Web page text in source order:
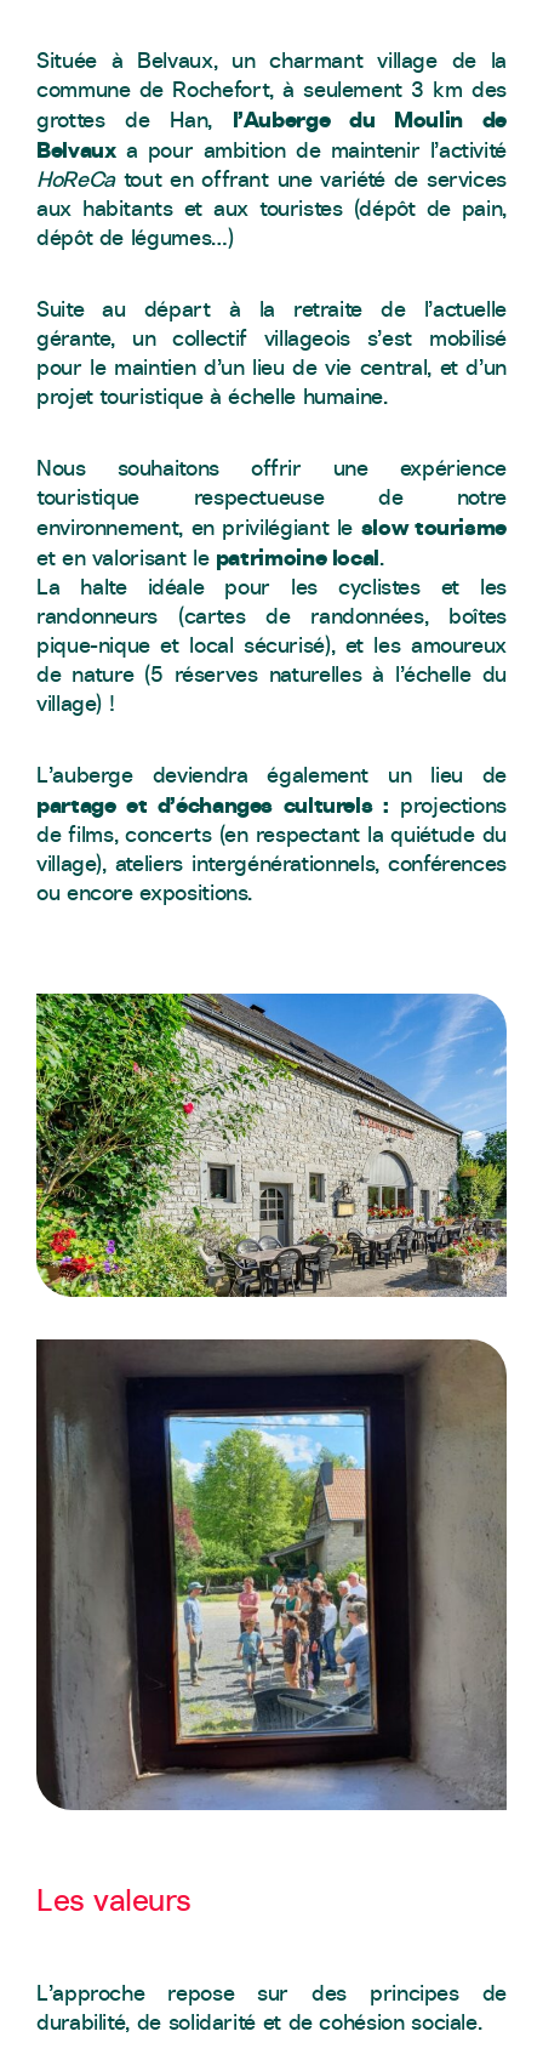
Située à Belvaux, un charmant village de la
commune de Rochefort, à seulement 3 km des
grottes de Han, l’Auberge du Moulin de
Belvauxa pour ambition de maintenir l’activité
HoReCatout en offrant une variété de services
aux habitants et aux touristes (dépôt de pain,
dépôt de légumes…)
Suite au départ à la retraite de l’actuelle
gérante, un collectif villageois s’est mobilisé
pour le maintien d’un lieu de vie central, et d’un
projet touristique à échelle humaine.
Nous souhaitons offrir une expérience
touristique respectueuse de notre
environnement, en privilégiant le slow tourisme
et en valorisant le patrimoine local.
La halte idéale pour les cyclistes et les
randonneurs (cartes de randonnées, boîtes
pique-nique et local sécurisé), et les amoureux
de nature (5 réserves naturelles à l’échelle du
village) !
L’auberge deviendra également un lieu de
partage et d’échanges culturels : projections
de films, concerts (en respectant la quiétude du
village), ateliers intergénérationnels, conférences
ou encore expositions.
Les valeurs
L’approche repose sur des principes de
durabilité, de solidarité et de cohésion sociale.